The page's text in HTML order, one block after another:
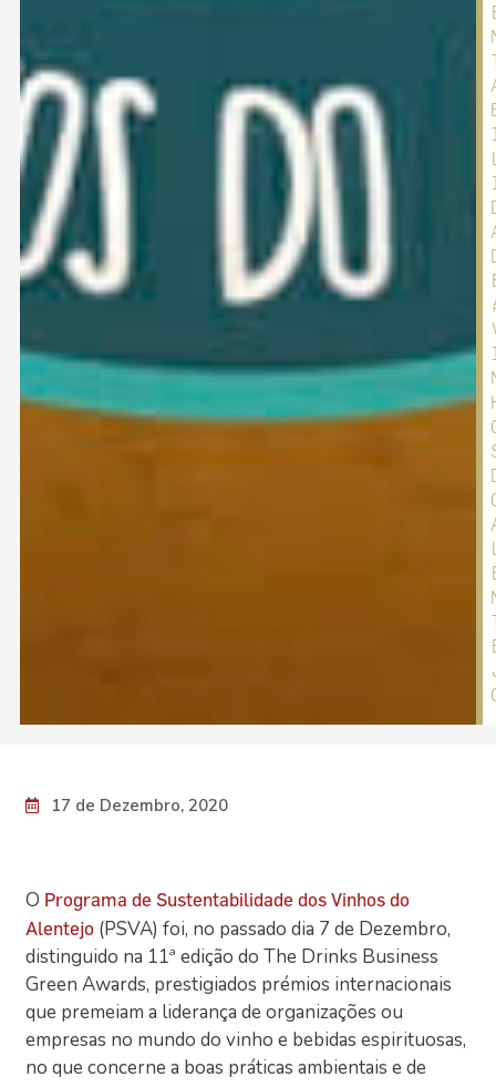
17 de Dezembro, 2020
O Programa de Sustentabilidade dos Vinhos do
Alentejo (PSVA) foi, no passado dia 7 de Dezembro,
distinguido na 11ª edição do The Drinks Business
Green Awards, prestigiados prémios internacionais
que premeiam a liderança de organizações ou
empresas no mundo do vinho e bebidas espirituosas,
no que concerne a boas práticas ambientais e de